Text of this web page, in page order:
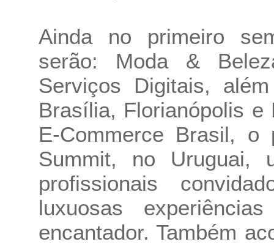
Ainda no primeiro
serão: Moda &
Serviços Digitais,
Brasília, Florianópolis
E-Commerce Brasil,
Summit, no Uruguai,
profissionais
luxuosas
encantador. Também